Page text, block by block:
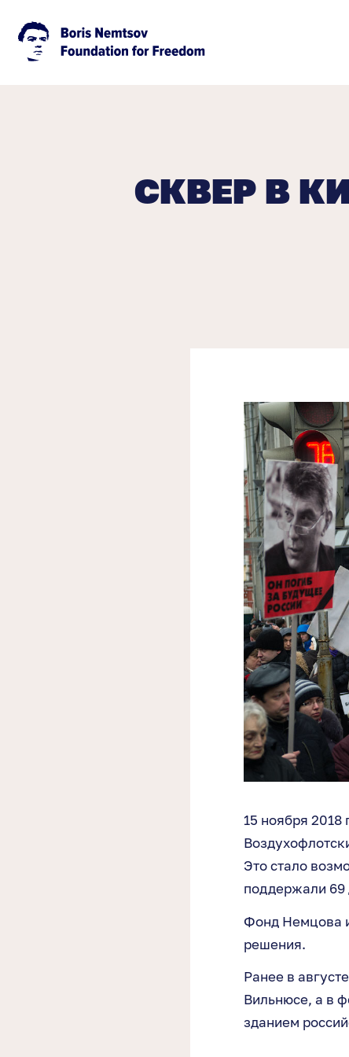
СКВЕР В
15 ноября 2018
Это стало
поддержали 69
Фонд Немцова
решения.
Ранее в августе
Вильнюсе, а в
зданием